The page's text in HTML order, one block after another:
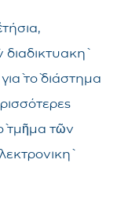
τὸ διάστημα
τμῆμα τῶν